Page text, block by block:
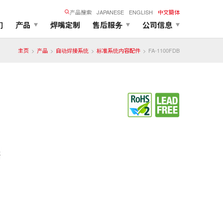
产品搜索 JAPANESE ENGLISH 中文簡体
产品 焊嘴定制 售后服务 公司信息
主页 产品 自动焊接系统 标准系统内容配件 FA-1100FDB